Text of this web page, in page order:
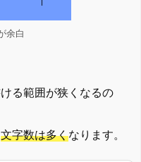
余白
る範囲が狭くなるの
文字数は多くなります。